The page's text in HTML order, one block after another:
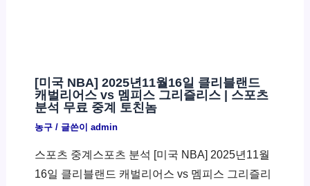
[미국 NBA] 2025년11월16일 클리블랜드
캐벌리어스 vs 멤피스 그리즐리스 | 스포츠
분석 무료 중계 토친놈
농구/ 글쓴이 admin
스포츠 중계스포츠 분석 [미국 NBA] 2025년11월
16일 클리블랜드 캐벌리어스 vs 멤피스 그리즐리